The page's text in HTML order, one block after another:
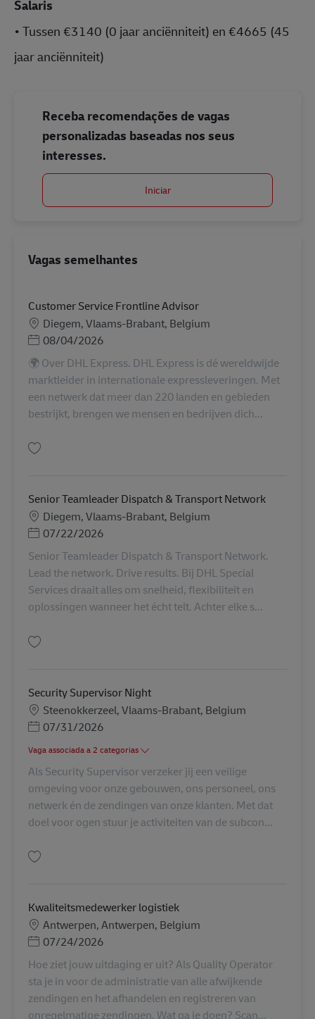
Salaris
•Tussen €3140 (0 jaar anciënniteit) en €4665 (45
jaar anciënniteit)
Receba recomendações de vagas
personalizadas baseadas nos seus
interesses.
Iniciar
Vagas semelhantes
Customer Service Frontline Advisor
Localização
Diegem, Vlaams-Brabant, Belgium
Posted Date
08/04/2026
🌍 Over DHL Express. DHL Express is dé wereldwijde
marktleider in internationale expressleveringen. Met
een netwerk dat meer dan 220 landen en gebieden
bestrijkt, brengen we mensen en bedrijven dich...
Senior Teamleader Dispatch & Transport Network
Localização
Diegem, Vlaams-Brabant, Belgium
Posted Date
07/22/2026
Senior Teamleader Dispatch & Transport Network.
Lead the network. Drive results. Bij DHL Special
Services draait alles om snelheid, flexibiliteit en
oplossingen wanneer het écht telt. Achter elke s...
Security Supervisor Night
Localização
Steenokkerzeel, Vlaams-Brabant, Belgium
Posted Date
07/31/2026
Vaga associada a 2 categorias
Als Security Supervisor verzeker jij een veilige
omgeving voor onze gebouwen, ons personeel, ons
netwerk én de zendingen van onze klanten. Met dat
doel voor ogen stuur je activiteiten van de subcon...
Kwaliteitsmedewerker logistiek
Localização
Antwerpen, Antwerpen, Belgium
Posted Date
07/24/2026
Hoe ziet jouw uitdaging er uit? Als Quality Operator
sta je in voor de administratie van alle afwijkende
zendingen en het afhandelen en registreren van
onregelmatige zendingen. Wat ga je doen? Scan...